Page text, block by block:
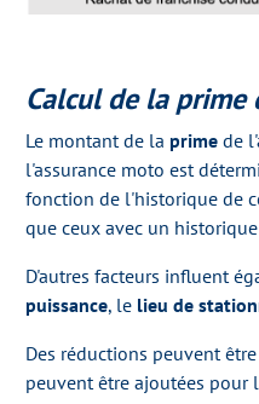
Calcul de la prime
Le montant de la prime de
l'assurance moto est
fonction de l'historique de
que ceux avec un
D'autres facteurs influent
puissance, le lieu de
Des réductions peuvent
peuvent être ajoutées pour